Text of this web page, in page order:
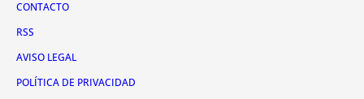
CONTACTO
RSS
AVISO LEGAL
POLÍTICA DE PRIVACIDAD